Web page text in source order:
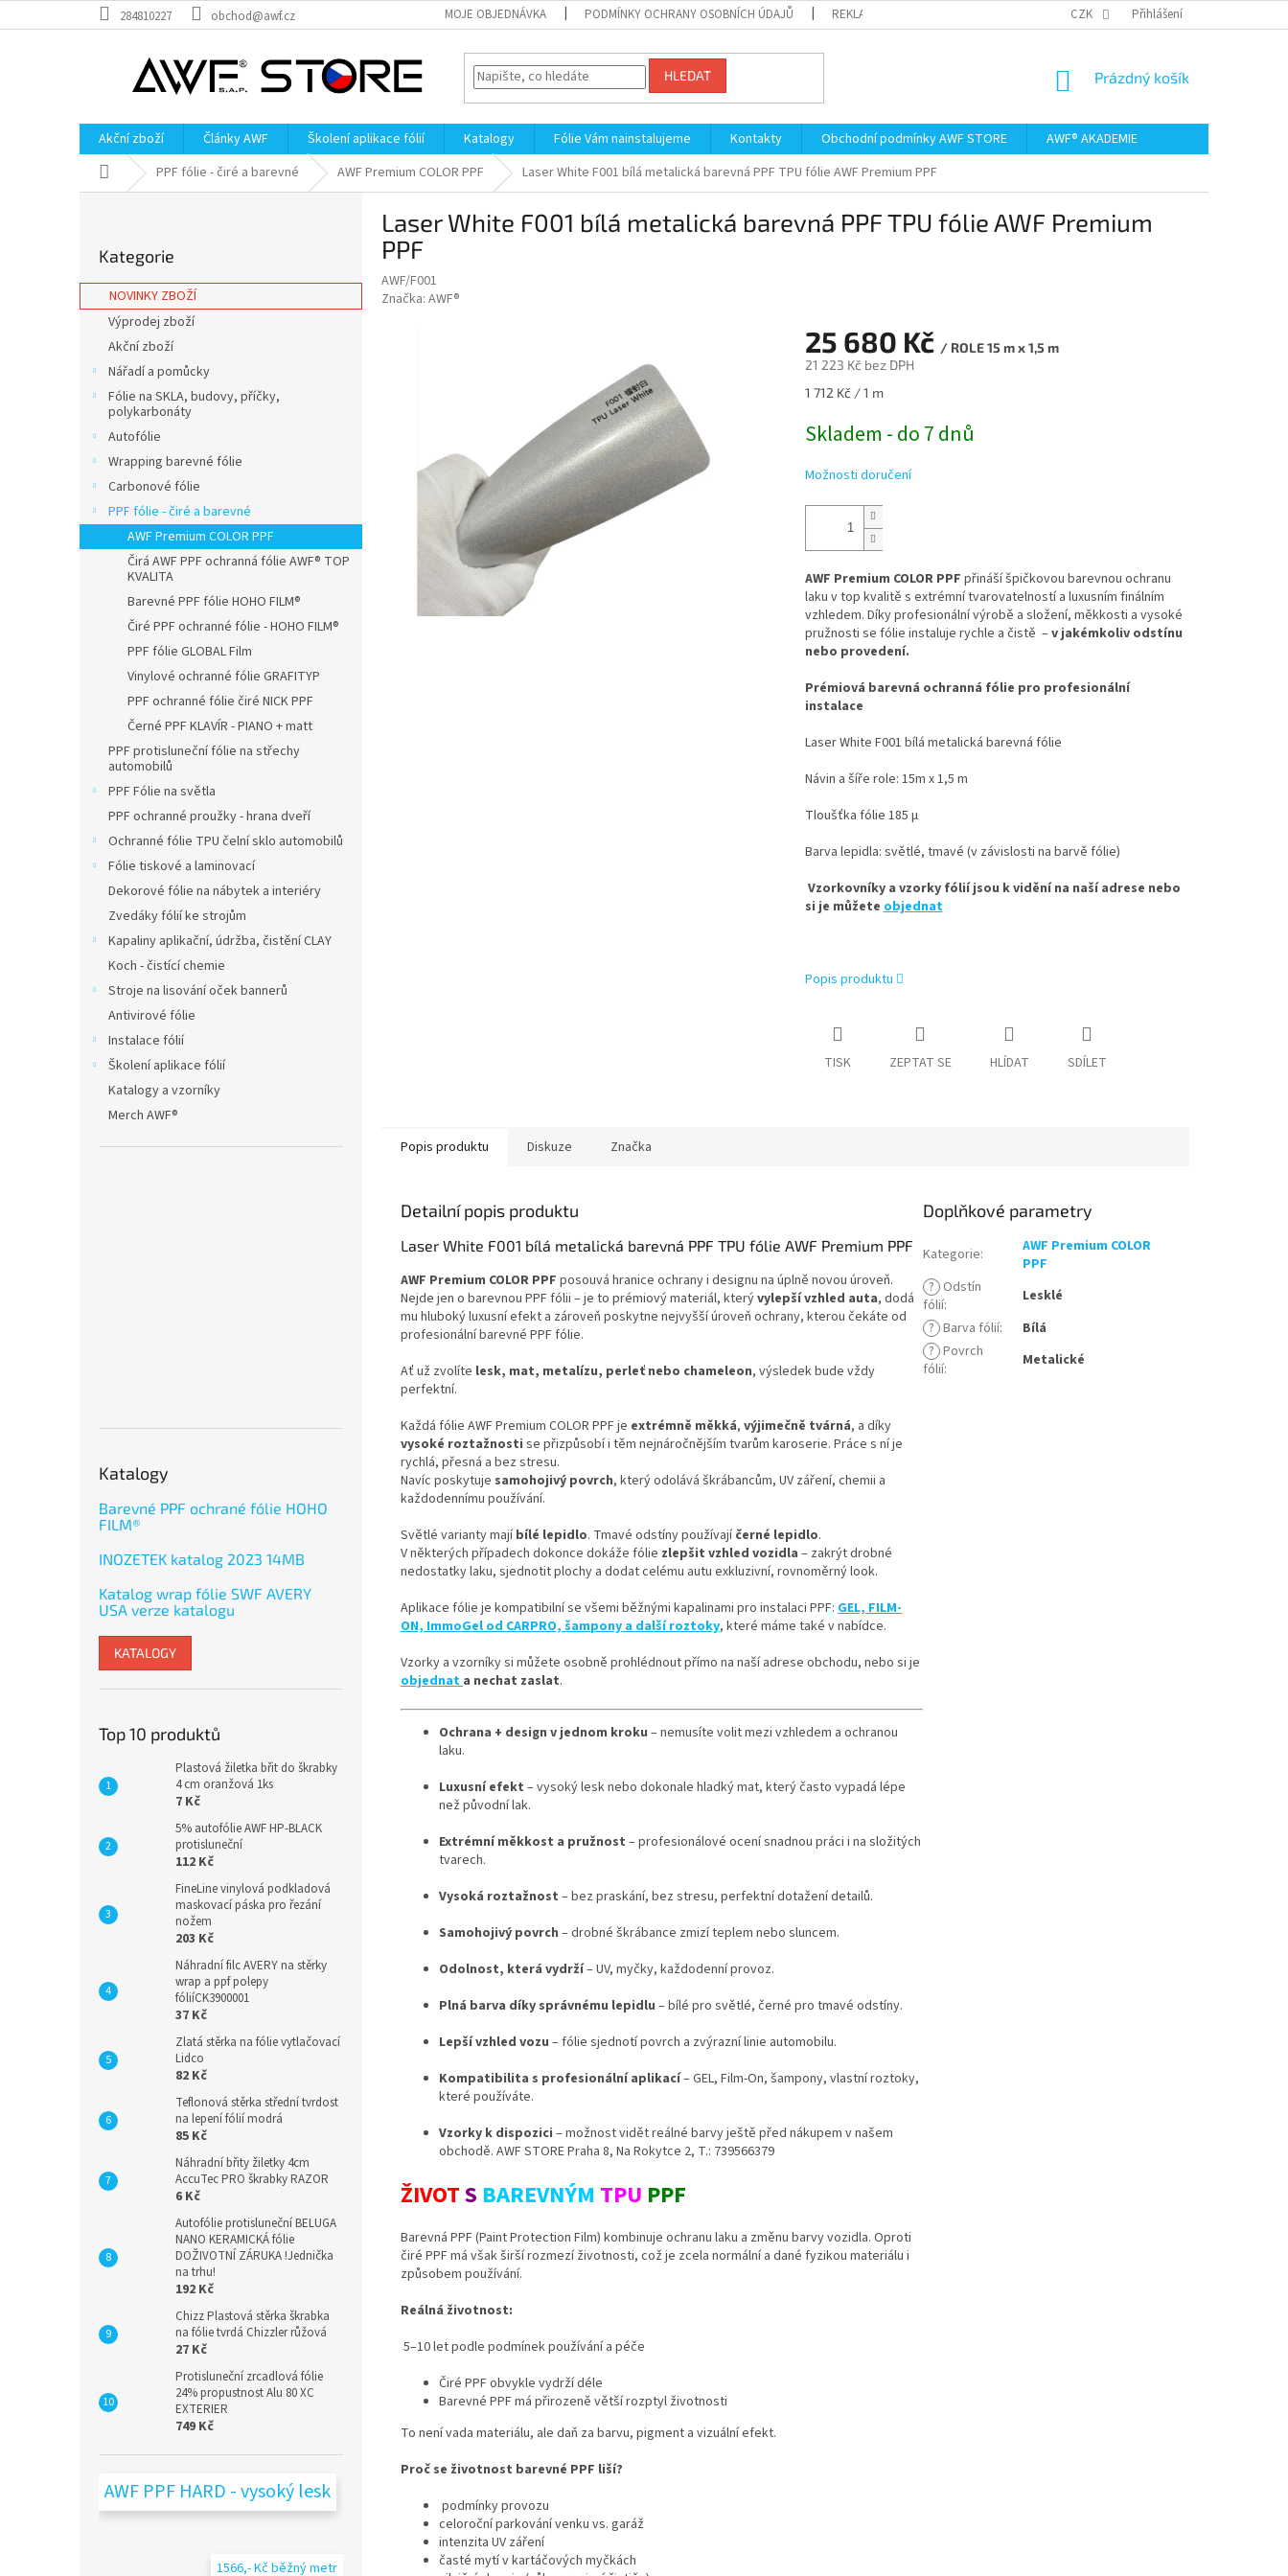
na
284810227 obchod@awf.cz MOJE OBJEDNÁVKA PODMÍNKY OCHRANY OSOBNÍCH ÚDAJŮ REKLAMACE A VRÁCENÍ ZBOŽÍ CZK Přihlášení
HLEDAT
NÁKUPNÍ
Prázdný košík
Akční zboží Články AWF Školení aplikace fólií Katalogy Fólie Vám nainstalujeme Kontakty Obchodní podmínky AWF STORE
AWF® AKADEMIE
Domů PPF fólie - čiré a barevné AWF Premium COLOR PPF Laser White F001 bílá metalická barevná PPF TPU fólie AWF Premium PPF
r
a
kategorie
Kategorie
NOVINKY ZBOŽÍ
Výprodej zboží
Akční zboží
Nářadí a pomůcky
Fólie na SKLA, budovy, příčky,
polykarbonáty
Autofólie
Wrapping barevné fólie
Carbonové fólie
PPF fólie - čiré a barevné
AWF Premium COLOR PPF
Čirá AWF PPF ochranná fólie AWF® TOP
KVALITA
Barevné PPF fólie HOHO FILM®
Čiré PPF ochranné fólie - HOHO FILM®
PPF fólie GLOBAL Film
Vinylové ochranné fólie GRAFITYP
PPF ochranné fólie čiré NICK PPF
Černé PPF KLAVÍR - PIANO + matt
PPF protisluneční fólie na střechy
automobilů
PPF Fólie na světla
PPF ochranné proužky - hrana dveří
Ochranné fólie TPU čelní sklo automobilů
Fólie tiskové a laminovací
Dekorové fólie na nábytek a interiéry
Zvedáky fólií ke strojům
Kapaliny aplikační, údržba, čistění CLAY
Koch - čistící chemie
Stroje na lisování oček bannerů
Antivirové fólie
Instalace fólií
Školení aplikace fólií
Katalogy a vzorníky
Merch AWF®
Katalogy
Barevné PPF ochrané fólie HOHO
FILM®
INOZETEK katalog 2023 14MB
Katalog wrap fólie SWF AVERY
USA verze katalogu
KATALOGY
Top 10 produktů
Plastová žiletka břit do škrabky
4 cm oranžová 1ks
7 Kč
5% autofólie AWF HP-BLACK
protisluneční
112 Kč
FineLine vinylová podkladová
maskovací páska pro řezání
nožem
203 Kč
Náhradní filc AVERY na stěrky
wrap a ppf polepy
fóliíCK3900001
37 Kč
Zlatá stěrka na fólie vytlačovací
Lidco
82 Kč
Teflonová stěrka střední tvrdost
na lepení fólií modrá
85 Kč
Náhradní břity žiletky 4cm
AccuTec PRO škrabky RAZOR
6 Kč
Autofólie protisluneční BELUGA
NANO KERAMICKÁ fólie
DOŽIVOTNÍ ZÁRUKA !Jednička
na trhu!
192 Kč
Chizz Plastová stěrka škrabka
na fólie tvrdá Chizzler růžová
27 Kč
Protisluneční zrcadlová fólie
24% propustnost Alu 80 XC
EXTERIER
749 Kč
AWF PPF HARD - vysoký lesk
1566,- Kč běžný metr
Laser White F001 bílá metalická barevná PPF TPU fólie AWF Premium
PPF
AWF/F001
Značka: AWF®
25 680 Kč / ROLE 15 m x 1,5 m
21 223 Kč bez DPH
Měrná
1 712 Kč / 1 m
Skladem - do 7 dnů
Možnosti doručení
AWF Premium COLOR PPF přináší špičkovou barevnou ochranu
laku v top kvalitě s extrémní tvarovatelností a luxusním finálním
vzhledem. Díky profesionální výrobě a složení, měkkosti a vysoké
pružnosti se fólie instaluje rychle a čistě –v jakémkoliv odstínu
nebo provedení.
Prémiová barevná ochranná fólie pro profesionální
instalace
Laser White F001 bílá metalická barevná fólie
Návin a šíře role: 15m x 1,5 m
Tloušťka fólie 185 µ
Barva lepidla: světlé, tmavé (v závislosti na barvě fólie)
Vzorkovníky a vzorky fólií jsou k vidění na naší adrese nebo
si je můžeteobjednat
Popis produktu
TISK ZEPTAT SE HLÍDAT SDÍLET
Popis produktu Diskuze Značka
Detailní popis produktu
Laser White F001 bílá metalická barevná PPF TPU fólie AWF Premium PPF
AWF Premium COLOR PPF posouvá hranice ochrany i designu na úplně novou úroveň.
Nejde jen o barevnou PPF fólii – je to prémiový materiál, kterývylepší vzhled auta, dodá
mu hluboký luxusní efekt a zároveň poskytne nejvyšší úroveň ochrany, kterou čekáte od
profesionální barevné PPF fólie.
Ať už zvolíte lesk, mat, metalízu, perleť nebo chameleon, výsledek bude vždy
perfektní.
Každá fólie AWF Premium COLOR PPF je extrémně měkká, výjimečně tvárná, a díky
vysoké roztažnosti se přizpůsobí i těm nejnáročnějším tvarům karoserie. Práce s ní je
rychlá, přesná a bez stresu.
Navíc poskytuje samohojivý povrch, který odolává škrábancům, UV záření, chemii a
každodennímu používání.
Světlé varianty majíbílé lepidlo. Tmavé odstíny používajíčerné lepidlo.
V některých případech dokonce dokáže fólie zlepšit vzhled vozidla – zakrýt drobné
nedostatky laku, sjednotit plochy a dodat celému autu exkluzivní, rovnoměrný look.
Aplikace fólie je kompatibilní se všemi běžnými kapalinami pro instalaci PPF: GEL, FILM-
ON, ImmoGel od CARPRO, šampony a další roztoky, které máme také v nabídce.
Vzorky a vzorníky si můžete osobně prohlédnout přímo na naší adrese obchodu, nebo si je
objednata nechat zaslat.
Ochrana + design v jednom kroku – nemusíte volit mezi vzhledem a ochranou
laku.
Luxusní efekt – vysoký lesk nebo dokonale hladký mat, který často vypadá lépe
než původní lak.
Extrémní měkkost a pružnost – profesionálové ocení snadnou práci i na složitých
tvarech.
Vysoká roztažnost – bez praskání, bez stresu, perfektní dotažení detailů.
Samohojivý povrch – drobné škrábance zmizí teplem nebo sluncem.
Odolnost, která vydrží– UV, myčky, každodenní provoz.
Plná barva díky správnému lepidlu – bílé pro světlé, černé pro tmavé odstíny.
Lepší vzhled vozu – fólie sjednotí povrch a zvýrazní linie automobilu.
Kompatibilita s profesionální aplikací– GEL, Film-On, šampony, vlastní roztoky,
které používáte.
Vzorky k dispozici – možnost vidět reálné barvy ještě před nákupem v našem
obchodě. AWF STORE Praha 8, Na Rokytce 2, T.: 739566379
ŽIVOTS BAREVNÝM TPU PPF
Barevná PPF (Paint Protection Film) kombinuje ochranu laku a změnu barvy vozidla. Oproti
čiré PPF má však širší rozmezí životnosti, což je zcela normální a dané fyzikou materiálu i
způsobem používání.
Reálná životnost:
5–10 let podle podmínek používání a péče
Čiré PPF obvykle vydrží déle
Barevné PPF má přirozeně větší rozptyl životnosti
To není vada materiálu, ale daň za barvu, pigment a vizuální efekt.
Proč se životnost barevné PPF liší?
podmínky provozu
celoroční parkování venku vs. garáž
intenzita UV záření
časté mytí v kartáčových myčkách
Doplňkové parametry
Kategorie:
AWF Premium COLOR
PPF
? Odstín
fólií:
Lesklé
? Barva fólií:
Bílá
? Povrch
fólií: Metalické